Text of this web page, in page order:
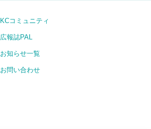
KCコミュニティ
広報誌PAL
お知らせ一覧
お問い合わせ